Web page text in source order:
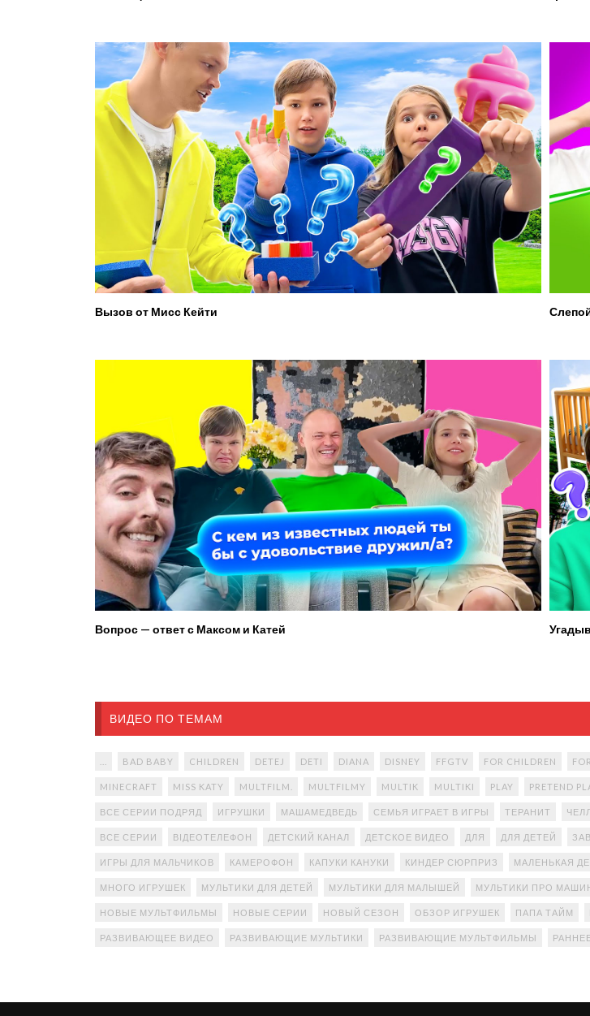
Вызов от Мисс Кейти
Вопрос — ответ с Максом и Катей
ВИДЕО ПО ТЕМАМ
BAD BABY CHILDREN DETEJ DETI DIANA DISNEY FFGTV FOR CHILDREN
MINECRAFT MISS KATY MULTFILM. MULTFILMY MULTIK MULTIKI PLAY PRETEND
ВСЕ СЕРИИ ПОДРЯД ИГРУШКИ МАШАМЕДВЕДЬ СЕМЬЯ ИГРАЕТ В ИГРЫ ТЕРАНИТ
ВСЕ СЕРИИ ВІДЕОТЕЛЕФОН ДЕТСКИЙ КАНАЛ ДЕТСКОЕ ВИДЕО ДЛЯ ДЛЯ ДЕТЕЙ
ИГРЫ ДЛЯ МАЛЬЧИКОВ КАМЕРОФОН КАПУКИ КАНУКИ КИНДЕР СЮРПРИЗ МАЛЕНЬКАЯ
МНОГО ИГРУШЕК МУЛЬТИКИ ДЛЯ ДЕТЕЙ МУЛЬТИКИ ДЛЯ МАЛЫШЕЙ МУЛЬТИКИ ПРО
НОВЫЕ МУЛЬТФИЛЬМЫ НОВЫЕ СЕРИИ НОВЫЙ СЕЗОН ОБЗОР ИГРУШЕК ПАПА ТАЙМ
РАЗВИВАЮЩЕЕ ВИДЕО РАЗВИВАЮЩИЕ МУЛЬТИКИ РАЗВИВАЮЩИЕ МУЛЬТФИЛЬМЫ